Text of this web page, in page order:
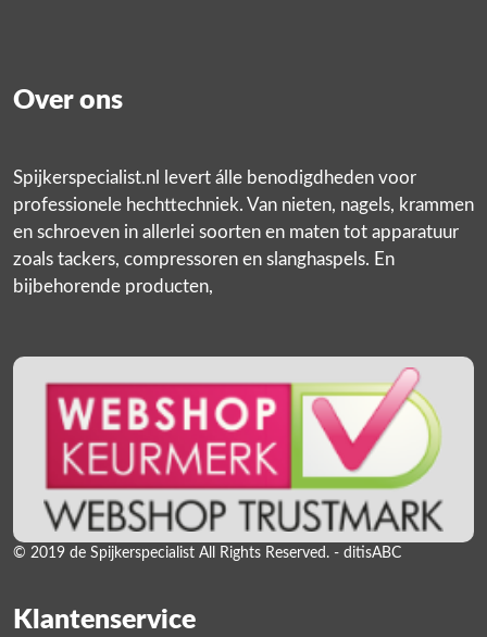
Over ons
Spijkerspecialist.nl levert álle benodigdheden voor
professionele hechttechniek. Van nieten, nagels, krammen
en schroeven in allerlei soorten en maten tot apparatuur
zoals tackers, compressoren en slanghaspels. En
bijbehorende producten,
© 2019 de Spijkerspecialist All Rights Reserved. - ditisABC
Klantenservice